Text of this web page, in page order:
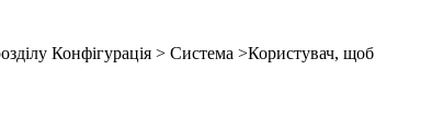
Конфігурація > Система >Користувач, щоб